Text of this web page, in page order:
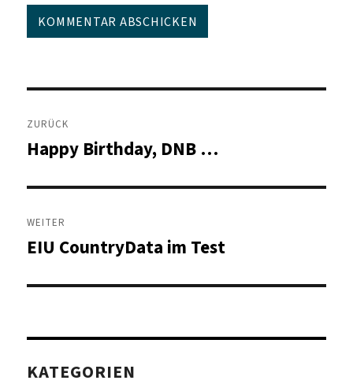
Beitragsnavigation
ZURÜCK
Vorheriger
Happy Birthday, DNB …
WEITER
Nächster
EIU CountryData im Test
KATEGORIEN